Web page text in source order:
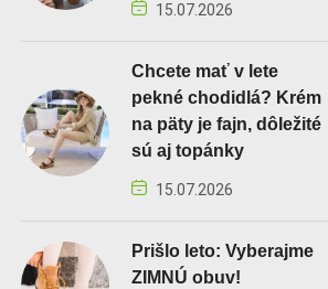
15.07.2026
Chcete mať v lete
pekné chodidlá? Krém
na päty je fajn, dôležité
sú aj topánky
15.07.2026
Prišlo leto: Vyberajme
ZIMNÚ obuv!